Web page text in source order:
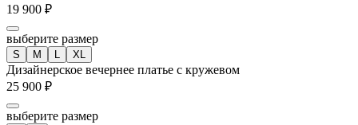
19 900 ₽
выберите размер
S M L XL
Дизайнерское вечернее платье с кружевом
25 900 ₽
выберите размер